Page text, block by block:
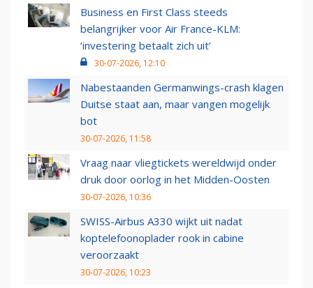
Business en First Class steeds
belangrijker voor Air France-KLM:
‘investering betaalt zich uit’
30-07-2026, 12:10
Nabestaanden Germanwings-crash klagen
Duitse staat aan, maar vangen mogelijk
bot
30-07-2026, 11:58
Vraag naar vliegtickets wereldwijd onder
druk door oorlog in het Midden-Oosten
30-07-2026, 10:36
SWISS-Airbus A330 wijkt uit nadat
koptelefoonoplader rook in cabine
veroorzaakt
30-07-2026, 10:23